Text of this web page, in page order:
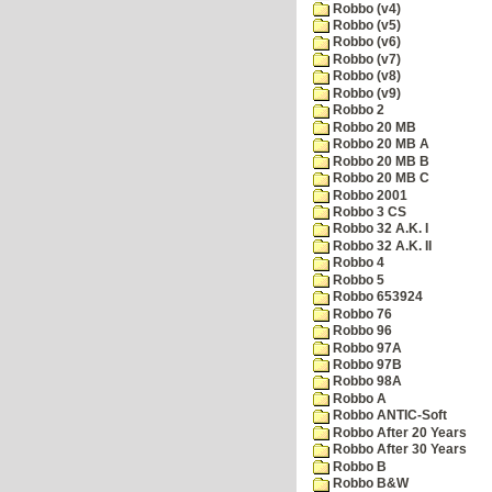
Robbo (v4)
Robbo (v5)
Robbo (v6)
Robbo (v7)
Robbo (v8)
Robbo (v9)
Robbo 2
Robbo 20 MB
Robbo 20 MB A
Robbo 20 MB B
Robbo 20 MB C
Robbo 2001
Robbo 3 CS
Robbo 32 A.K. I
Robbo 32 A.K. II
Robbo 4
Robbo 5
Robbo 653924
Robbo 76
Robbo 96
Robbo 97A
Robbo 97B
Robbo 98A
Robbo A
Robbo ANTIC-Soft
Robbo After 20 Years
Robbo After 30 Years
Robbo B
Robbo B&W